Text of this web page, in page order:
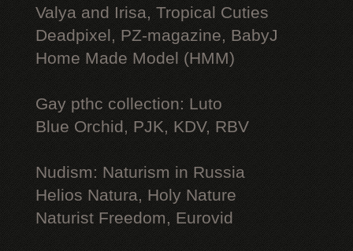
Valya and Irisa, Tropical Cuties
Deadpixel, PZ-magazine, BabyJ
Home Made Model (HMM)
Gay рthс collection: Luto
Blue Orchid, PJK, KDV, RBV
Nudism: Naturism in Russia
Helios Natura, Holy Nature
Naturist Freedom, Eurovid